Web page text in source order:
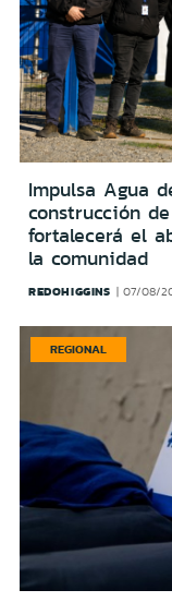
Impulsa Agua
construcción
fortalecerá el
la comunidad
REDOHIGGINS 07/08/
REGIONAL